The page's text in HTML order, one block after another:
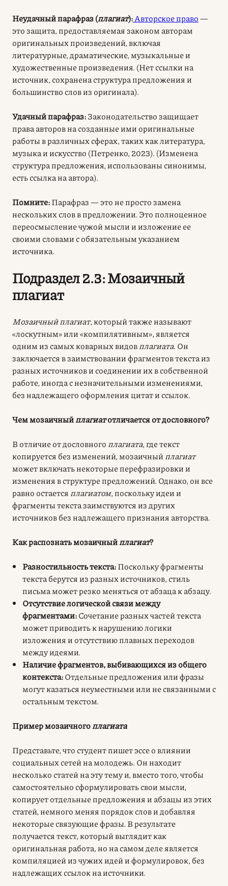
Неудачный парафраз (плагиат):Авторское право—
это защита, предоставляемая законом авторам
оригинальных произведений, включая
литературные, драматические, музыкальные и
художественные произведения. (Нет ссылки на
источник, сохранена структура предложения и
большинство слов из оригинала).
Удачный парафраз:Законодательство защищает
права авторов на созданные ими оригинальные
работы в различных сферах, таких как литература,
музыка и искусство (Петренко, 2023). (Изменена
структура предложения, использованы синонимы,
есть ссылка на автора).
Помните:Парафраз — это не просто замена
нескольких слов в предложении. Это полноценное
переосмысление чужой мысли и изложение ее
своими словами с обязательным указанием
источника.
Подраздел 2.3: Мозаичный
плагиат
Мозаичный плагиат, который также называют
«лоскутным» или «компилятивным», является
одним из самых коварных видов плагиата. Он
заключается в заимствовании фрагментов текста из
разных источников и соединении их в собственной
работе, иногда с незначительными изменениями,
без надлежащего оформления цитат и ссылок.
Чем мозаичныйплагиатотличается от дословного?
В отличие от дословного плагиата, где текст
копируется без изменений, мозаичный плагиат
может включать некоторые перефразировки и
изменения в структуре предложений. Однако, он все
равно остается плагиатом, поскольку идеи и
фрагменты текста заимствуются из других
источников без надлежащего признания авторства.
Как распознать мозаичныйплагиат?
Разностильность текста:Поскольку фрагменты
текста берутся из разных источников, стиль
письма может резко меняться от абзаца к абзацу.
Отсутствие логической связи между
фрагментами:Сочетание разных частей текста
может приводить к нарушению логики
изложения и отсутствию плавных переходов
между идеями.
Наличие фрагментов, выбивающихся из общего
контекста:Отдельные предложения или фразы
могут казаться неуместными или не связанными с
остальным текстом.
Пример мозаичногоплагиата
Представьте, что студент пишет эссе о влиянии
социальных сетей на молодежь. Он находит
несколько статей на эту тему и, вместо того, чтобы
самостоятельно сформулировать свои мысли,
копирует отдельные предложения и абзацы из этих
статей, немного меняя порядок слов и добавляя
некоторые связующие фразы. В результате
получается текст, который выглядит как
оригинальная работа, но на самом деле является
компиляцией из чужих идей и формулировок, без
надлежащих ссылок на источники.